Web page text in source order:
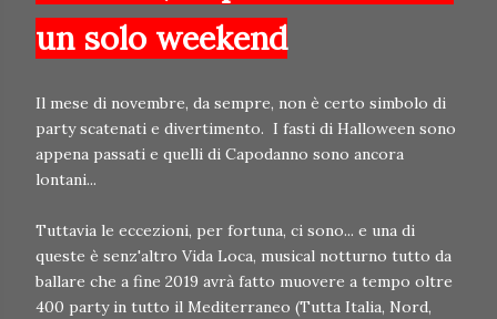
un solo weekend
Il mese di novembre, da sempre, non è certo simbolo di
party scatenati e divertimento. I fasti di Halloween sono
appena passati e quelli di Capodanno sono ancora
lontani...
Tuttavia le eccezioni, per fortuna, ci sono... e una di
queste è senz'altro Vida Loca, musical notturno tutto da
ballare che a fine 2019 avrà fatto muovere a tempo oltre
400 party in tutto il Mediterraneo (Tutta Italia, Nord,